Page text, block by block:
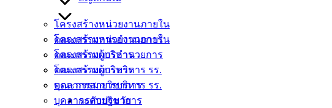
โครงสร้างหน่วยงานภายใน
คณะกรรมการอำนวยการ
โครงสร้างผู้บริหาร
คณะกรรมการบริหาร รร.
บุคลากรสายวิชาการ
โครงสร้างหน่วยงานภายใน
คณะกรรมการอำนวยการ
โครงสร้างผู้บริหาร
คณะกรรมการบริหาร รร.
บุคลากรสายวิชาการ
ระดับปฐมวัย